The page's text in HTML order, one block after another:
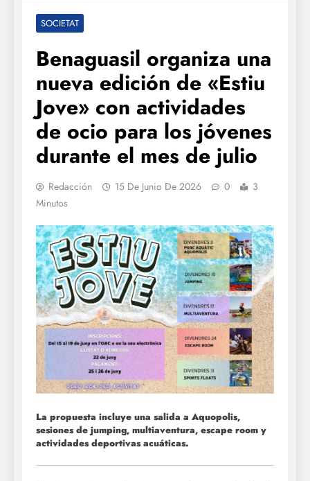
SOCIETAT
Benaguasil organiza una
nueva edición de «Estiu
Jove» con actividades
de ocio para los jóvenes
durante el mes de julio
Redacción 15 De Junio De 2026 0
3
Minutos
La propuesta incluye una salida a Aquopolis,
sesiones de jumping, multiaventura, escape room y
actividades deportivas acuáticas.